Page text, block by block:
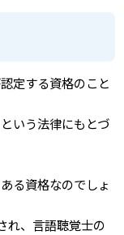
定する資格のこと
いう法律にもとづ
る資格なのでしょ
れ、言語聴覚士の